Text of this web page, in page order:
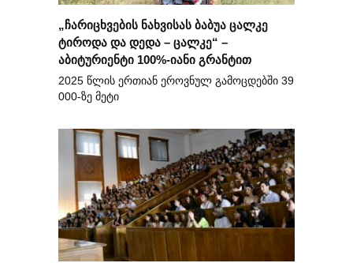
„ჩარიცხვების ნახვისას ბაბუა ცალკე
ტიროდა და დედა – ცალკე“ –
აბიტურიენტი 100%-იანი გრანტით
2025 წლის ერთიან ეროვნულ გამოცდებში 39
000-ზე მეტი